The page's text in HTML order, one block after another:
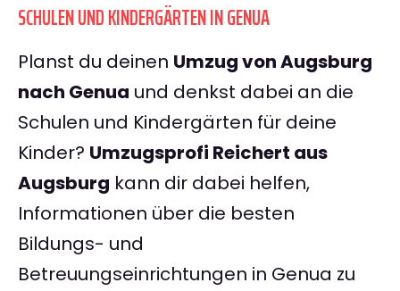
SCHULEN UND KINDERGÄRTEN IN GENUA
Planst du deinen Umzug von Augsburg
nach Genua und denkst dabei an die
Schulen und Kindergärten für deine
Kinder? Umzugsprofi Reichert aus
Augsburg kann dir dabei helfen,
Informationen über die besten
Bildungs- und
Betreuungseinrichtungen in Genua zu